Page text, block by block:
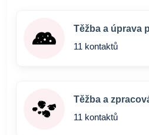
Těžba a úprava
11 kontaktů
Těžba a
11 kontaktů